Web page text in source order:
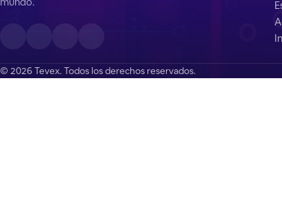
© 2026 Tevex. Todos los derechos reservados.